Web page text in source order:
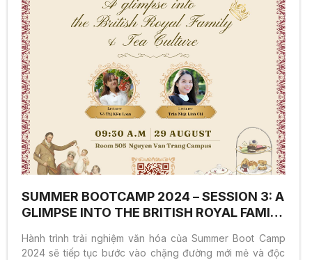
SUMMER BOOTCAMP 2024 – SESSION 3: A
GLIMPSE INTO THE BRITISH ROYAL FAMILY
Hành trình trải nghiệm văn hóa của Summer Boot Camp
2024 sẽ tiếp tục bước vào chặng đường mới mẻ và độc